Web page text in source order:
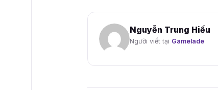
Nguyễn Trung Hiếu
Người viết tại Gamelade